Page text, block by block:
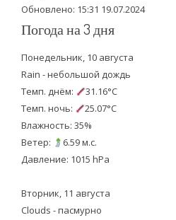
Обновлено: 15:31 19.07.2024
Погода на 3 дня
Понедельник, 10 августа
Rain - небольшой дождь
Темп. днём:
31.16°C
Темп. ночь:
25.07°C
Влажность: 35%
Ветер:
6.59 м.с.
Давление: 1015 hPa
Вторник, 11 августа
Clouds - пасмурно